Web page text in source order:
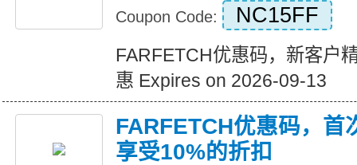
Coupon Code: NC15FF
FARFETCH优惠码，新客户
惠 Expires on 2026-09-13
FARFETCH优惠码，首
享受10%的折扣